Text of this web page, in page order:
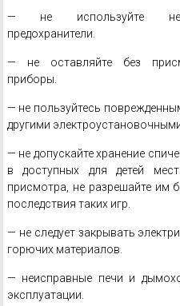
— не используйте
предохранители.
— не оставляйте без
приборы.
— не пользуйтесь
другими
— не допускайте хранение
в доступных для детей
присмотра, не разрешайте им
последствия таких игр.
— не следует закрывать
горючих материалов.
— неисправные печи и
эксплуатации.